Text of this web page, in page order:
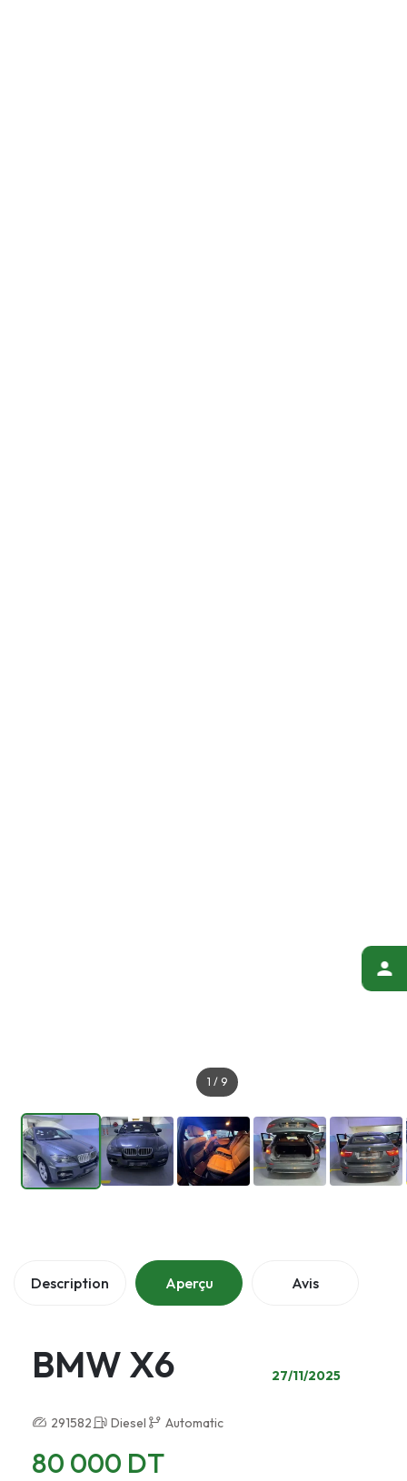
1 / 9
Description Aperçu Avis
BMW X6 27/11/2025
291582 Diesel Automatic
80 000 DT